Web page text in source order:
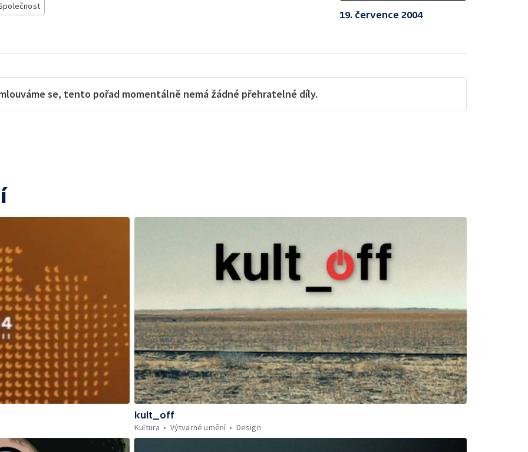
19. července 2004
se, tento pořad momentálně nemá žádné přehratelné díly.
kult_off
Kultura
Výtvarné umění Design